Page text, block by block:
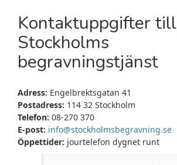
Kontaktuppgifter till
Stockholms
begravningstjänst
Adress: Engelbrektsgatan 41
Postadress: 114 32 Stockholm
Telefon: 08-270 370
E-post: info@stockholmsbegravning.se
Öppettider: jourtelefon dygnet runt